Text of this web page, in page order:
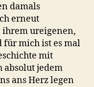
damals
erneut
ihrem ureigenen,
mich ist es mal
mit
absolut jedem
ans Herz legen